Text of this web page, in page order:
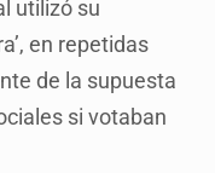
utilizó su
en repetidas
de la supuesta
si votaban